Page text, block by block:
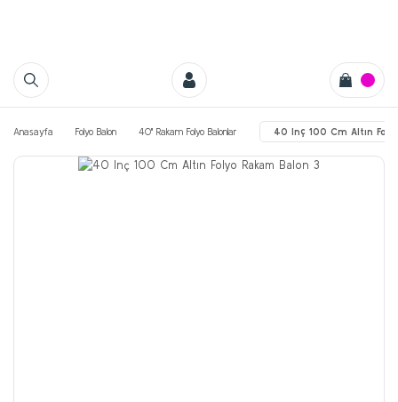
Anasayfa Folyo Balon 40'' Rakam Folyo Balonlar 40 Inç 100 Cm Altın